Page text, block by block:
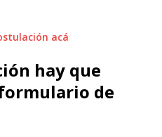
acá
hay que
de